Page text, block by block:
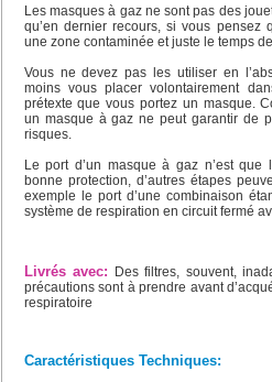
Les masques à gaz ne sont pas des
qu’en dernier recours, si vous pensez
une zone contaminée et juste le temps
Vous ne devez pas les utiliser en
moins vous placer volontairement
prétexte que vous portez un masque.
un masque à gaz ne peut garantir de
risques.
Le port d’un masque à gaz n’est
bonne protection, d’autres étapes
exemple le port d’une combinaison
système de respiration en circuit fermé
Livrés avec: Des filtres, souvent,
précautions sont à prendre avant
respiratoire
Caractéristiques Techniques: